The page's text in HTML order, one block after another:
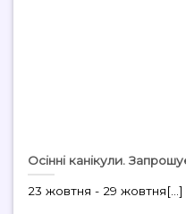
Осінні канікули.
23 жовтня - 29 жовтня[...]